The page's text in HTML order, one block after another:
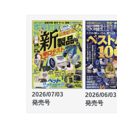
2026/07/03
発売号
2026/06/03
発売号